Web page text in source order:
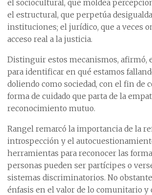
el sociocultural, que moldea
el estructural, que perpetúa
instituciones; el jurídico, que a veces
acceso real a la justicia.
Distinguir estos mecanismos, afirmó,
para identificar en qué estamos
doliendo como sociedad, con el fin de
forma de cuidado que parta de la
reconocimiento mutuo.
Rangel remarcó la importancia de la
introspección y el
herramientas para reconocer las
personas pueden ser partícipes o
sistemas discriminatorios. No
énfasis en el valor de lo comunitario y